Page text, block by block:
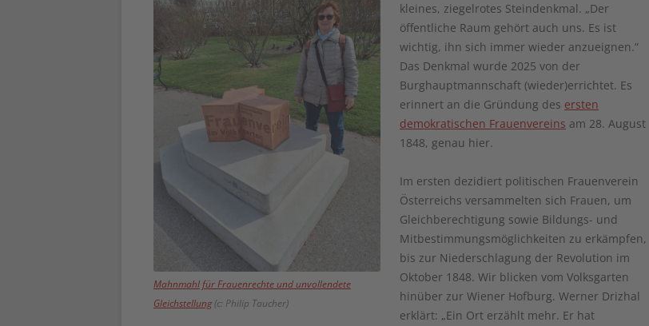
Mahnmahl für Frauenrechte und unvollendete
Gleichstellung(c: Philip Taucher)
kleines, ziegelrotes Steindenkmal. „Der
öffentliche Raum gehört auch uns. Es ist
wichtig, ihn sich immer wieder anzueignen.“
Das Denkmal wurde 2025 von der
Burghauptmannschaft (wieder)errichtet. Es
erinnert an die Gründung des ersten
demokratischen Frauenvereins am 28. August
1848, genau hier.
Im ersten dezidiert politischen Frauenverein
Österreichs versammelten sich Frauen, um
Gleichberechtigung sowie Bildungs- und
Mitbestimmungsmöglichkeiten zu erkämpfen,
bis zur Niederschlagung der Revolution im
Oktober 1848. Wir blicken vom Volksgarten
hinüber zur Wiener Hofburg. Werner Drizhal
erklärt: „Ein Ort erzählt mehr. Er hat